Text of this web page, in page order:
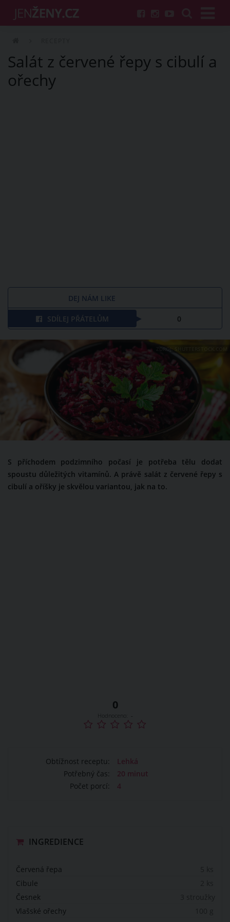
Salát z červené řepy s cibulí a
ořechy
DEJ NÁM LIKE
SDÍLEJ PŘÁTELŮM 0
ZDROJ: SHUTTERSTOCK.COM
S příchodem podzimního počasí je potřeba tělu dodat
spoustu důležitých vitamínů. A právě salát z červené řepy s
cibulí a oříšky je skvělou variantou, jak na to.
0
Hodnoceno: -
Obtížnost receptu:
Lehká
Potřebný čas:
20 minut
Počet porcí:
4
INGREDIENCE
Červená řepa
Cibule
Česnek
Vlašské ořechy